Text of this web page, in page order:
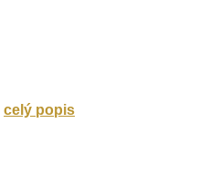
celý popis